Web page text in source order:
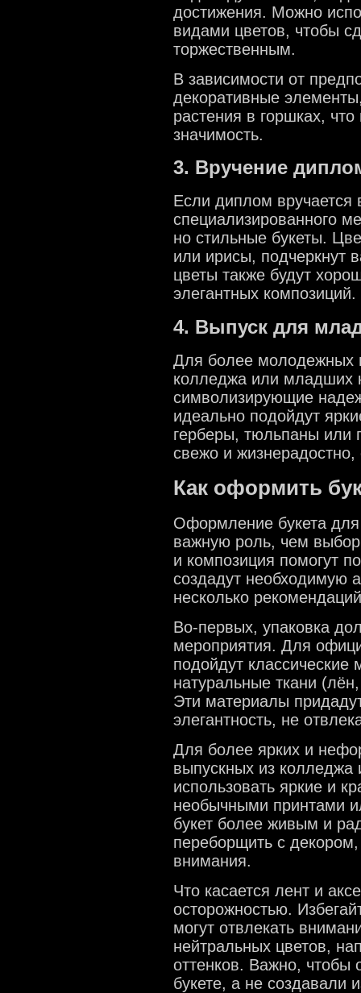
достижения. Можно
видами цветов, чтобы
торжественным.
В зависимости от
декоративные
растения в горшках,
значимость.
3. Вручение
Если диплом вручается
специализированного
но стильные букеты.
или ирисы, подчеркнут
цветы также будут
элегантных композиций.
4. Выпуск для
Для более молодежных
колледжа или младших
символизирующие
идеально подойдут
герберы, тюльпаны или
свежо и
Как оформить
Оформление букета
важную роль, чем
и композиция помогут
создадут необходимую
несколько
Во-первых, упаковка
мероприятия. Для
подойдут классические
натуральные ткани
Эти материалы
элегантность, не
Для более ярких и
выпускных из
использовать яркие и
необычными принтами
букет более живым и
переборщить с
внимания.
Что касается лент и
осторожностью.
могут отвлекать
нейтральных цветов,
оттенков. Важно, чтобы
букете, а не создавали